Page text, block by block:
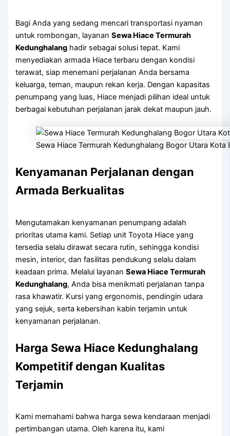
Bagi Anda yang sedang mencari transportasi nyaman
untuk rombongan, layananSewa Hiace Termurah
Kedunghalang hadir sebagai solusi tepat. Kami
menyediakan armada Hiace terbaru dengan kondisi
terawat, siap menemani perjalanan Anda bersama
keluarga, teman, maupun rekan kerja. Dengan kapasitas
penumpang yang luas, Hiace menjadi pilihan ideal untuk
berbagai kebutuhan perjalanan jarak dekat maupun jauh.
Sewa Hiace Termurah Kedunghalang Bogor Utara Kota
Kenyamanan Perjalanan dengan
Armada Berkualitas
Mengutamakan kenyamanan penumpang adalah
prioritas utama kami. Setiap unit Toyota Hiace yang
tersedia selalu dirawat secara rutin, sehingga kondisi
mesin, interior, dan fasilitas pendukung selalu dalam
keadaan prima. Melalui layananSewa Hiace Termurah
Kedunghalang, Anda bisa menikmati perjalanan tanpa
rasa khawatir. Kursi yang ergonomis, pendingin udara
yang sejuk, serta kebersihan kabin terjamin untuk
kenyamanan perjalanan.
Harga Sewa Hiace Kedunghalang
Kompetitif dengan Kualitas
Terjamin
Kami memahami bahwa harga sewa kendaraan menjadi
pertimbangan utama. Oleh karena itu, kami